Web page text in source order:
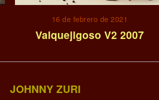
16 de febrero de 2021
Valquejigoso V2 2007
JOHNNY ZURI